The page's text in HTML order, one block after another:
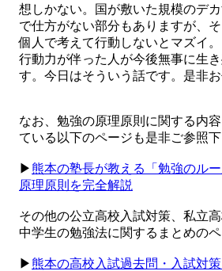
想しかない。国が敷いた規模のデ
で仕方がない部分もありますが、
個人で考えて行動しないとマズイ
行動力が伴った人が今後無事に生
す。今日はそういう話です。是非お
なお、勉強の原理原則に関する内
ている以下のページも是非ご参照下
▶︎熊本の塾長が教える「勉強のル
原理原則を完全解説
その他の公立高校入試対策、私立高
中学生の勉強法に関するまとめの
▶︎熊本の高校入試過去問・入試対